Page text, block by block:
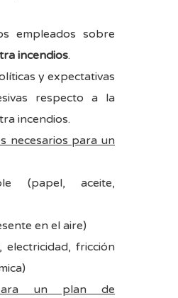
empleados sobre
incendios.
y expectativas
respecto a la
incendios.
necesarios para un
(papel, aceite,
en el aire)
electricidad, fricción
un plan de